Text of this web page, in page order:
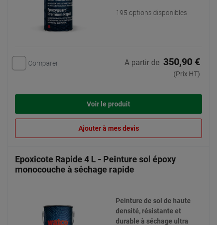
195 options disponibles
Comparer A partir de 350,90 €
(Prix HT)
Voir le produit
Ajouter à mes devis
Epoxicote Rapide 4 L - Peinture sol époxy
monocouche à séchage rapide
Peinture de sol de haute
densité, résistante et
durable à séchage ultra